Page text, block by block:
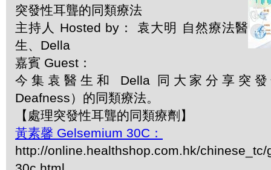
突發性耳聾的同類療法
主持人 Hosted by： 袁大明 自然療法醫
生、Della
嘉賓 Guest：
今集袁醫生和 Della 同大家分享突發
Deafness）的同類療法。
【處理突發性耳聾的同類療劑】
黃素馨 Gelsemium 30C：
http://online.healthshop.com.hk/chinese_tc/